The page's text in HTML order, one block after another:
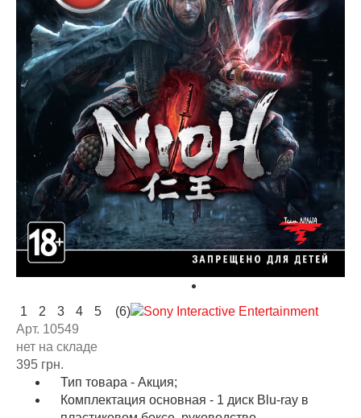
1 2 3 4 5
(6)
Арт. 10549
нет на складе
395 грн.
Тип товара - Акция;
Комплектация основная - 1 диск Blu-ray в